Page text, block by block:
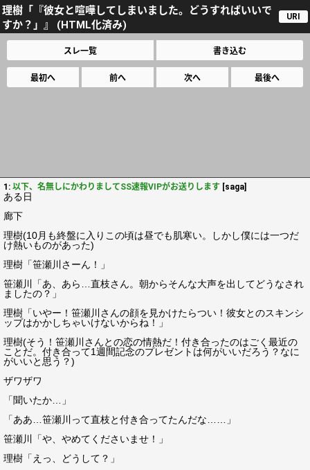
理樹「『彼女と喧嘩してしまいました。どうすればいいで
すか？」』 (HTML化済み)
URI
スレ一覧 書き込む
最初へ 前へ 次へ 最後へ
1: 以下、名無しにかわりましてSS速報VIPがお送りします [saga]
ある日
廊下
理樹(10月も終盤に入りこの頃は昼でも肌寒い。しかし僕には一つだ
け熱いものがあった)
理樹「笹瀬川さーん！」
笹瀬川「あ、あら…直枝さん。朝からそんな大声を出してどうなされ
ましたの？」
理樹「いやー！笹瀬川さんの顔を見かけたらつい！彼女とのスキンシ
ップはかかしちゃいけないからね！」
理樹(そう！笹瀬川さんとの恋の情熱だ！付き合ったのはごく最近の
ことだ。付き合って1週間記念のプレゼントは何がいいだろう？なに
がいいと思う？)
ザワザワ
「聞いたか…」
「ああ…笹瀬川って直枝と付き合ってたんだな……」
笹瀬川「や、やめてくださいませ！」
理樹「えっ、どうして？」